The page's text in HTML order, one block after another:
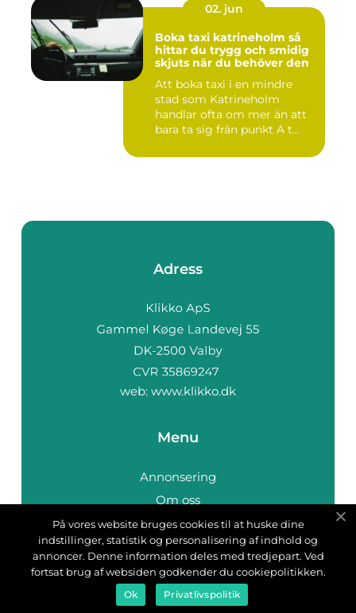
02. jun
Boka taxi katrineholm så
hittar du trygg och smidig
skjuts när du behöver den
Att boka taxi i en mindre
stad som Katrineholm
handlar ofta om mer än att
bara ta sig från punkt A t...
Adress
web: www.klikko.dk
Menu
Annonsering
Om oss
Cookies
Kontakta oss
Sitemap
På vores website bruges cookies til at huske dine
indstillinger, statistik og personalisering af indhold og
annoncer. Denne information deles med tredjepart. Ved
fortsat brug af websiden godkender du cookiepolitikken.
Ok Privatlivspolitik